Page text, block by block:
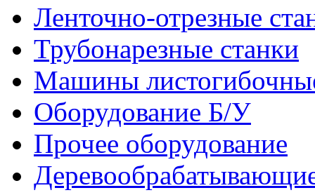
Ленточно-отрезные
Трубонарезные станки
Машины
Оборудование Б/У
Прочее оборудование